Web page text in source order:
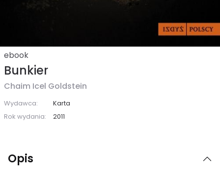
ebook
Bunkier
Chaim Icel Goldstein
Wydawca:
Karta
Rok wydania:
2011
Opis